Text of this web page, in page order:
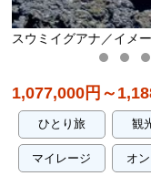
ジ
1,077,000円～
ひとり旅 観
マイレージ
オ